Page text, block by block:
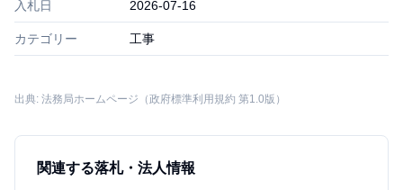
入札日 2026-07-16
カテゴリー 工事
出典: 法務局ホームページ（政府標準利用規約 第1.0版）
関連する落札・法人情報